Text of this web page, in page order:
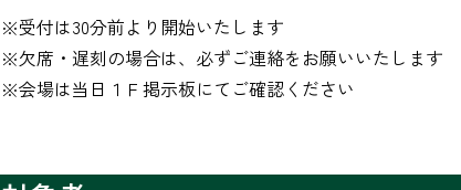
※受付は30分前より開始いたします
※欠席・遅刻の場合は、必ずご連絡をお願いいたします
※会場は当日１Ｆ掲示板にてご確認ください